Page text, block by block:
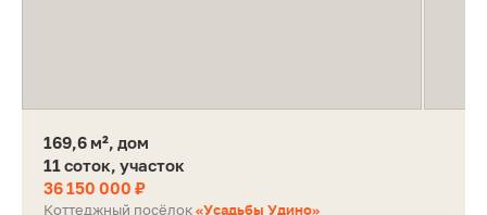
169,6 м², дом
11 соток, участок
36 150 000 ₽
Коттеджный посёлок«Усадьбы Удино»